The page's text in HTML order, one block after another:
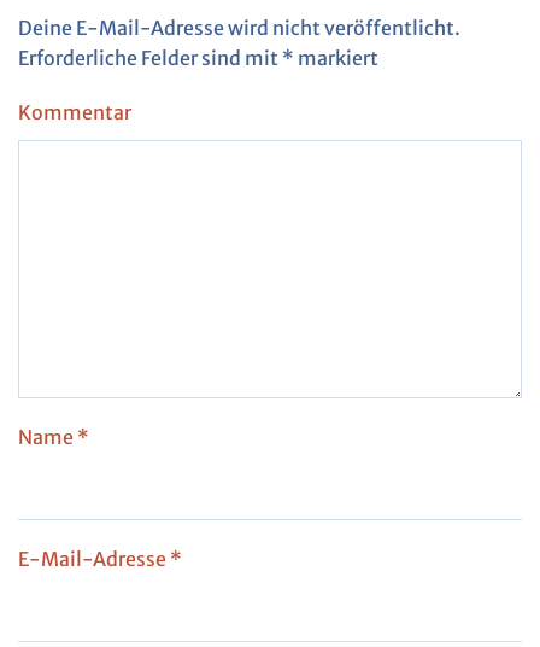
Deine E-Mail-Adresse wird nicht veröffentlicht.
Erforderliche Felder sind mit * markiert
Kommentar
Name *
E-Mail-Adresse *